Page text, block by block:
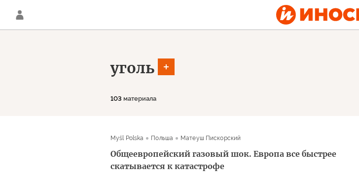
уголь
103 материала
Myśl Polska Польша Матеуш Пискорский
Общеевропейский газовый шок. Европа все быстрее
скатывается к катастрофе